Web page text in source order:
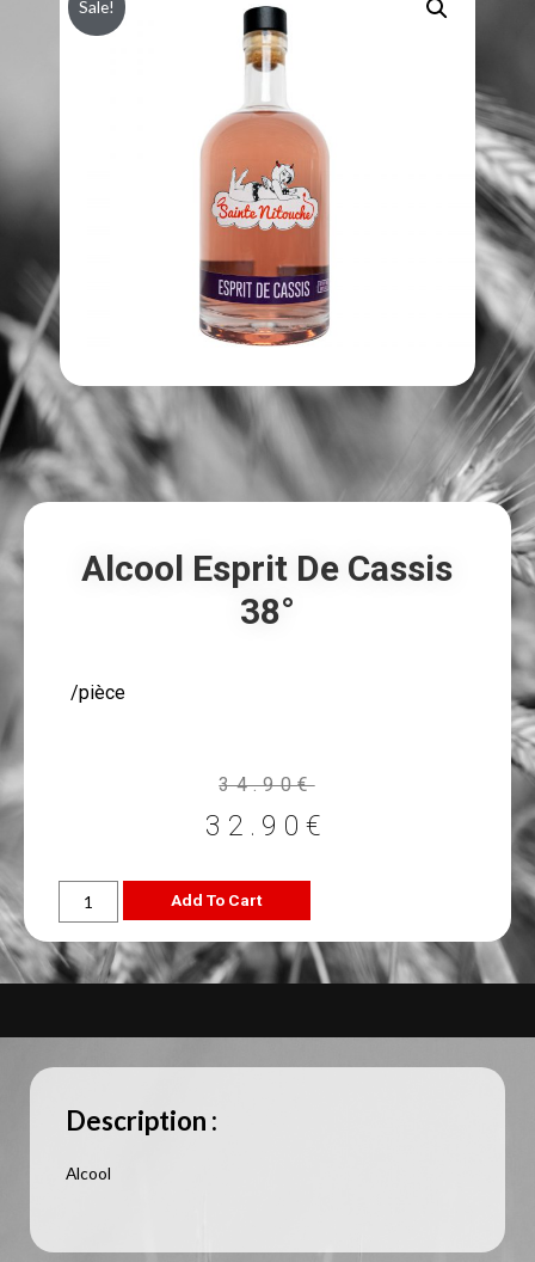
Sale!
Alcool Esprit De Cassis
38°
/pièce
34.90€
32.90€
Add To Cart
Description :
Alcool